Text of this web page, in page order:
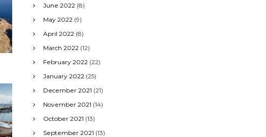
June 2022 (8)
May 2022 (9)
April 2022 (8)
March 2022 (12)
February 2022 (22)
January 2022 (25)
December 2021 (21)
November 2021 (14)
October 2021 (13)
September 2021 (13)